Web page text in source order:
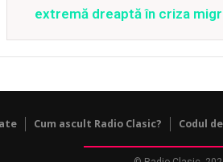
extremă dreaptă în criza
Cum ascult Radio Clasic? Codul